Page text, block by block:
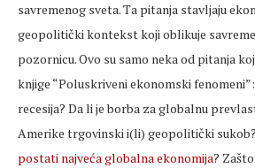
savremenog sveta. Ta pitanja stavljaju
geopolitički kontekst koji oblikuje
pozornicu. Ovo su samo neka od pitanja
knjige “Poluskriveni ekonomski
recesija? Da li je borba za globalnu
Amerike trgovinski i(li) geopolitički
postati najveća globalna ekonomija?